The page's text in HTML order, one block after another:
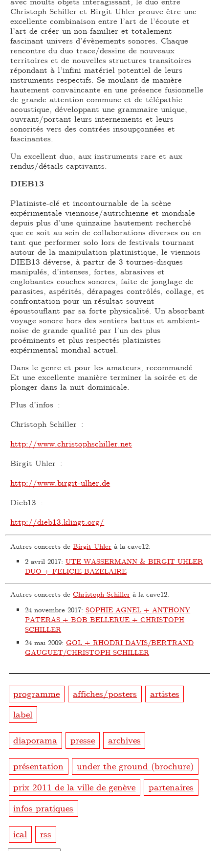
Christoph Schiller et Birgit Uhler prouve être une
excellente combinaison entre l’art de l’écoute et
l’art de créer un non-familier et totalement
fascinant univers d’évènements sonores. Chaque
rencontre du duo trace/dessine de nouveaux
territoires et de nouvelles structures transitoires
répondant à l’infini matériel potentiel de leurs
instruments respectifs. Se moulant de manière
hautement convaincante en une présence fusionnelle
de grande attention commune et de télépathie
acoustique, développant une grammaire unique,
ouvrant/portant leurs internements et leurs
sonorités vers des contrées insoupçonnées et
fascinantes.
Un excellent duo, aux instruments rare et aux
rendus/détails captivants.
DIEB13
Platiniste-clé et incontournable de la scène
expérimentale viennoise/autrichienne et mondiale
depuis plus d’une quinzaine hautement recherché
que ce soit au sein de collaborations diverses ou en
tant que performer solo lors de festivals tournant
autour de la manipulation platinistique, le viennois
DIEB13 déverse, à partir de 3 tournes-disques
manipulés, d’intenses, fortes, abrasives et
englobantes couches sonores, faite de jonglage de
parasites, aspérités, dérapages contrôlés, collage, et
confrontation pour un résultat souvent
époustouflant par sa forte physicalité. Un absorbant
voyage sonore hors des sentiers battus et ambient-
noise de grande qualité par l’un des plus
proéminents et plus respectés platinistes
expérimental mondial actuel.
Dans le genre et pour les amateurs, recommandé.
Et une excellente manière terminer la soirée et de
plonger dans la nuit dominicale.
Plus d’infos :
Christoph Schiller :
http://www.christophschiller.net
Birgit Uhler :
http://www.birgit-ulher.de
Dieb13 :
http://dieb13.klingt.org/
Autres concerts deBirgit Uhler à la cave12:
2 avril 2017:UTE WASSERMANN & BIRGIT UHLER
DUO + FELICIE BAZELAIRE
Autres concerts deChristoph Schiller à la cave12:
24 novembre 2017:SOPHIE AGNEL + ANTHONY
PATERAS + BOB BELLERUE + CHRISTOPH
SCHILLER
24 mai 2009:GOL + RHODRI DAVIS/BERTRAND
GAUGUET/CHRISTOPH SCHILLER
programme affiches/posters
artistes
label
diaporama presse archives
présentation
under the ground (brochure)
prix 2011 de la ville de genève
partenaires
infos pratiques
ical rss